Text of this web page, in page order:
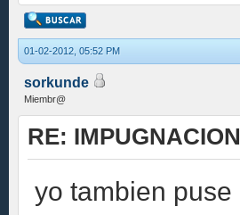
01-02-2012, 05:52 PM
sorkunde
Miembr@
RE:
yo tambien